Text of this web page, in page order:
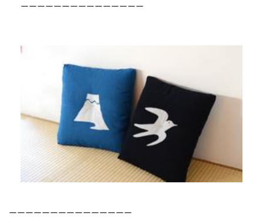
ーーーーーーーーーーーーーーー
ーーーーーーーーーーーーーーー